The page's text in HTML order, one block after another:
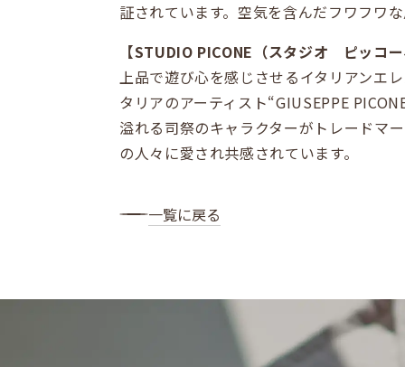
証されています。空気を含んだフワフワ
【STUDIO PICONE（スタジオ ピッコ
上品で遊び心を感じさせるイタリアンエ
タリアのアーティスト“GIUSEPPE
溢れる司祭のキャラクターがトレードマ
の人々に愛され共感されています。
一覧に戻る